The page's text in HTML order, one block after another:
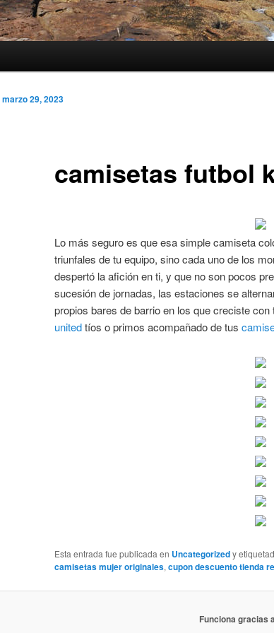
camisetas futbol
marzo 29, 2023
Lo más seguro es que esa simple camiseta
triunfales de tu equipo, sino cada uno de los
despertó la afición en ti, y que no son pocos
sucesión de jornadas, las estaciones se
propios bares de barrio en los que creciste con
unitedtíos o primos acompañado de tus
Esta entrada fue publicada en Uncategorizedy
camisetas mujer originales,cupon descuento tienda
Funciona gracias